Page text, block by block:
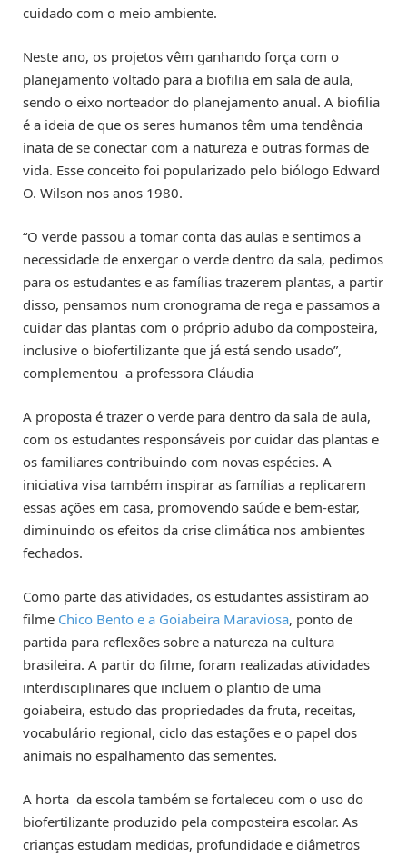
cuidado com o meio ambiente.
Neste ano, os projetos vêm ganhando força com o
planejamento voltado para a biofilia em sala de aula,
sendo o eixo norteador do planejamento anual. A biofilia
é a ideia de que os seres humanos têm uma tendência
inata de se conectar com a natureza e outras formas de
vida. Esse conceito foi popularizado pelo biólogo Edward
O. Wilson nos anos 1980.
“O verde passou a tomar conta das aulas e sentimos a
necessidade de enxergar o verde dentro da sala, pedimos
para os estudantes e as famílias trazerem plantas, a partir
disso, pensamos num cronograma de rega e passamos a
cuidar das plantas com o próprio adubo da composteira,
inclusive o biofertilizante que já está sendo usado”,
complementou a professora Cláudia
A proposta é trazer o verde para dentro da sala de aula,
com os estudantes responsáveis por cuidar das plantas e
os familiares contribuindo com novas espécies. A
iniciativa visa também inspirar as famílias a replicarem
essas ações em casa, promovendo saúde e bem-estar,
diminuindo os efeitos da crise climática nos ambientes
fechados.
Como parte das atividades, os estudantes assistiram ao
filme Chico Bento e a Goiabeira Maraviosa, ponto de
partida para reflexões sobre a natureza na cultura
brasileira. A partir do filme, foram realizadas atividades
interdisciplinares que incluem o plantio de uma
goiabeira, estudo das propriedades da fruta, receitas,
vocabulário regional, ciclo das estações e o papel dos
animais no espalhamento das sementes.
A horta da escola também se fortaleceu com o uso do
biofertilizante produzido pela composteira escolar. As
crianças estudam medidas, profundidade e diâmetros